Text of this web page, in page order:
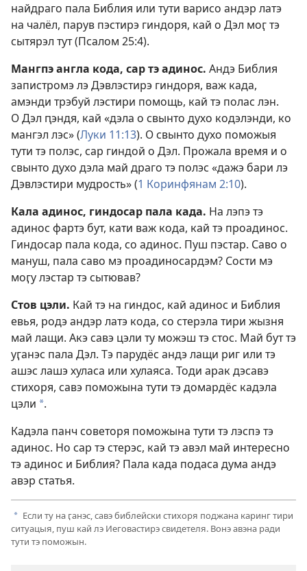
найдраго пала Библия или тути варисо андэр латэ
на чалёл, парув пэстирэ гиндоря, кай о Дэл моӷ тэ
сытярэл тут (Псалом 25:4).
Мангпэ англа кода, сар тэ адинос. Андэ Библия
запистромэ лэ Дэвлэстирэ гиндоря, важ када,
амэнди трэбуй лэстири помощь, кай тэ полас лэн.
О Дэл ԥэндя, кай «дэла о свынто духо кодэлэнди, ко
мангэл лэс» (Луки 11:13). О свынто духо поможыя
тути тэ полэс, сар гиндой о Дэл. Прожала время и о
свынто духо дэла май драго тэ полэс «дажэ бари лэ
Дэвлэстири мудрость» (1 Коринфянам 2:10).
Кала адинос, гиндосар пала када. На лэпэ тэ
адинос фартэ бут, кати важ кода, кай тэ проадинос.
Гиндосар пала кода, со адинос. Пуш пэстар. Саво о
мануш, пала саво мэ проадиносардэм? Сости мэ
моӷу лэстар тэ сытював?
Стов цэли. Кай тэ на гиндос, кай адинос и Библия
евья, родэ андэр латэ кода, со стерэла тири жызня
май лащи. Акэ савэ цэли ту можэш тэ стос. Май бут тэ
уӷанэс пала Дэл. Тэ парудёс андэ лащи риг или тэ
ашэс лашэ хуласа или хулаяса. Тоди арак дэсавэ
стихоря, савэ поможына тути тэ домардёс кадэла
цэли a.
Кадэла панч советоря поможына тути тэ лэспэ тэ
адинос. Но сар тэ стерэс, кай тэ авэл май интересно
тэ адинос и Библия? Пала када подаса дума андэ
авэр статья.
a Если ту на ӷанэс, савэ библейски стихоря поджана каринг тири
ситуацыя, пуш кай лэ Иеговастирэ свидетеля. Вонэ авэна ради
тути тэ поможын.